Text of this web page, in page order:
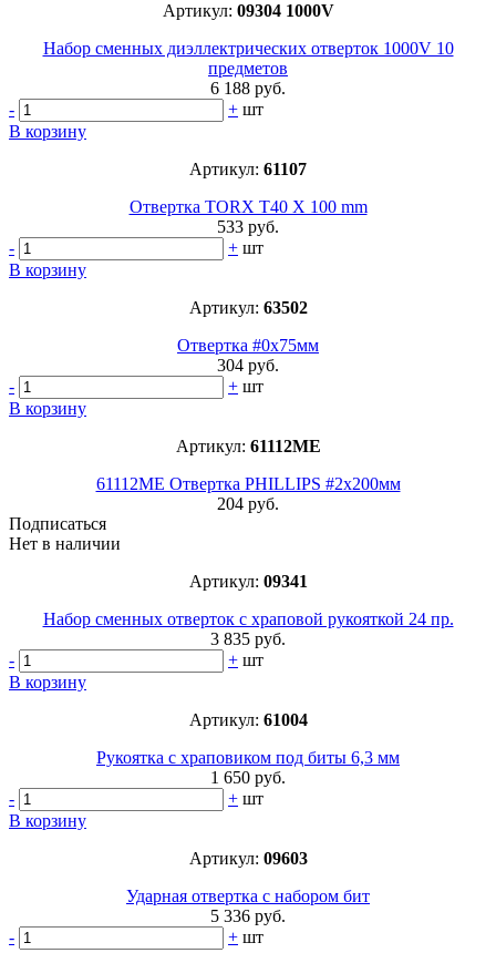
Артикул: 09304 1000V
Набор сменных диэллектрических отверток 1000V 10
предметов
6 188 руб.
-
+ шт
В корзину
Артикул: 61107
Отвертка TORX T40 X 100 mm
533 руб.
-
+ шт
В корзину
Артикул: 63502
Отвертка #0х75мм
304 руб.
-
+ шт
В корзину
Артикул: 61112МЕ
61112МЕ Отвертка PHILLIPS #2х200мм
204 руб.
Подписаться
Нет в наличии
Артикул: 09341
Набор сменных отверток с храповой рукояткой 24 пр.
3 835 руб.
-
+ шт
В корзину
Артикул: 61004
Рукоятка с храповиком под биты 6,3 мм
1 650 руб.
-
+ шт
В корзину
Артикул: 09603
Ударная отвертка с набором бит
5 336 руб.
-
+ шт